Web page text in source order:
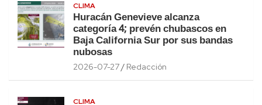
CLIMA
Huracán Genevieve alcanza
categoría 4; prevén chubascos en
Baja California Sur por sus bandas
nubosas
2026-07-27 Redacción
CLIMA